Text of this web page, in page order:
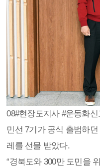
08#현장도지사 #운동화
민선 7기가 공식 출범하
레를 선물 받았다.
“경북도와 300만 도민을